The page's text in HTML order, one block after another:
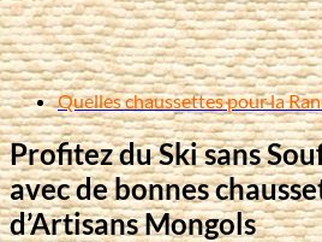
Quelles chaussettes pour la
Profitez du Ski sans
avec de bonnes
d’Artisans Mongols